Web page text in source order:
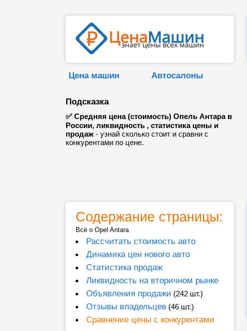
Цена машин Автосалоны
Подсказка
✅ Средняя цена (стоимость) Опель Антара в
России, ликвидность , статистика цены и
продаж - узнай сколько стоит и сравни с
конкурентами по цене.
Содержание страницы:
Всё о Opel Antara
Рассчитать стоимость авто
Динамика цен нового авто
Статистика продаж
Ликвидность на вторичном рынке
Объявления продажи (242 шт.)
Отзывы владельцев (46 шт.)
Сравнение цены с конкурентами